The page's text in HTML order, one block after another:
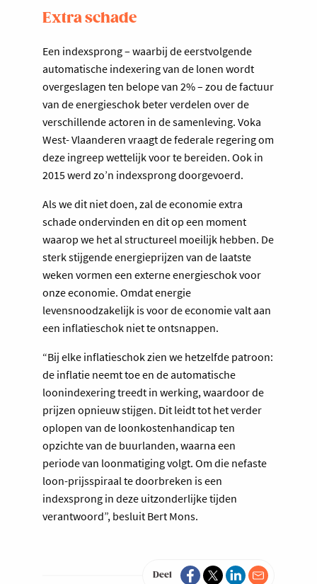
Extra schade
Een indexsprong – waarbij de eerstvolgende
automatische indexering van de lonen wordt
overgeslagen ten belope van 2% – zou de factuur
van de energieschok beter verdelen over de
verschillende actoren in de samenleving. Voka
West- Vlaanderen vraagt de federale regering om
deze ingreep wettelijk voor te bereiden. Ook in
2015 werd zo’n indexsprong doorgevoerd.
Als we dit niet doen, zal de economie extra
schade ondervinden en dit op een moment
waarop we het al structureel moeilijk hebben. De
sterk stijgende energieprijzen van de laatste
weken vormen een externe energieschok voor
onze economie. Omdat energie
levensnoodzakelijk is voor de economie valt aan
een inflatieschok niet te ontsnappen.
“Bij elke inflatieschok zien we hetzelfde patroon:
de inflatie neemt toe en de automatische
loonindexering treedt in werking, waardoor de
prijzen opnieuw stijgen. Dit leidt tot het verder
oplopen van de loonkostenhandicap ten
opzichte van de buurlanden, waarna een
periode van loonmatiging volgt. Om die nefaste
loon-prijsspiraal te doorbreken is een
indexsprong in deze uitzonderlijke tijden
verantwoord”, besluit Bert Mons.
Deel